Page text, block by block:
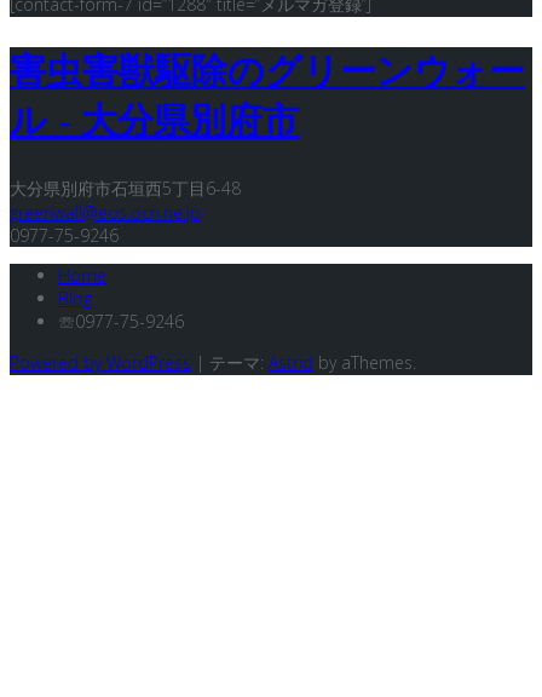
[contact-form-7 id=”1288″ title=”メルマガ登録”]
害虫害獣駆除のグリーンウォー
ル - 大分県別府市
大分県別府市石垣西5丁目6-48
greenwall@eos.ocn.ne.jp
0977-75-9246
Home
Blog
☏0977-75-9246
Powered by WordPress | テーマ: Astrid by aThemes.